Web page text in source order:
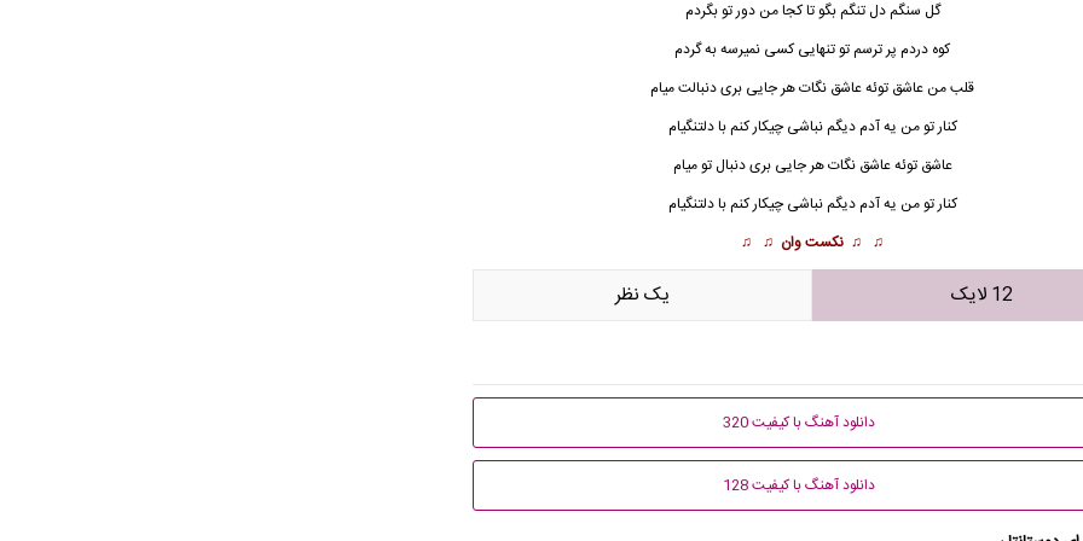
گل سنگم دل تنگم بگو تا کجا من دور تو بگردم
کوه دردم پر ترسم تو تنهایی کسی نمیرسه به گردم
قلب من عاشق توئه عاشق نگات هر جایی بری دنبالت میام
کنار تو من یه آدم دیگم نباشی چیکار کنم با دلتنگیام
عاشق توئه عاشق نگات هر جایی بری دنبال تو میام
کنار تو من یه آدم دیگم نباشی چیکار کنم با دلتنگیام
♫ ♫ نکست وان ♫ ♫
12 لایک يک نظر
دانلود آهنگ با کیفیت 320
دانلود آهنگ با کیفیت 128